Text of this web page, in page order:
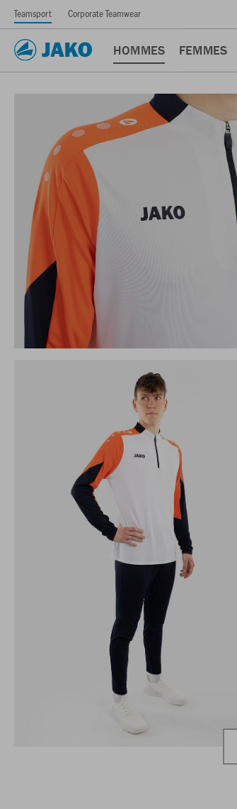
Teamsport Corporate Teamwear
HOMMES FEMMES